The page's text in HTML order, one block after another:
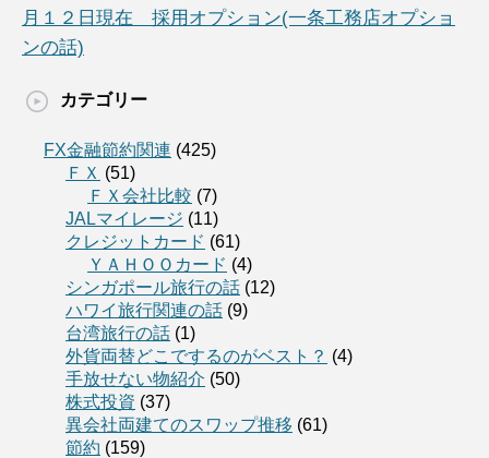
月１２日現在 採用オプション(一条工務店オプショ
ンの話)
カテゴリー
FX金融節約関連 (425)
ＦＸ (51)
ＦＸ会社比較 (7)
JALマイレージ (11)
クレジットカード (61)
ＹＡＨＯＯカード (4)
シンガポール旅行の話 (12)
ハワイ旅行関連の話 (9)
台湾旅行の話 (1)
外貨両替どこでするのがベスト？ (4)
手放せない物紹介 (50)
株式投資 (37)
異会社両建てのスワップ推移 (61)
節約 (159)